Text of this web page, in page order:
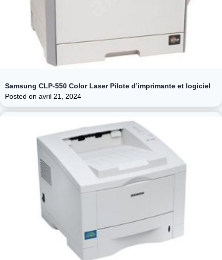
Samsung CLP-550 Color Laser Pilote d’imprimante et logiciel
Posted on avril 21, 2024